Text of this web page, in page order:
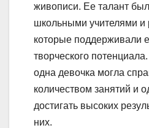
живописи. Ее талант
школьными учителями и
которые поддерживали
творческого
одна девочка могла
количеством занятий и
достигать высоких
них.